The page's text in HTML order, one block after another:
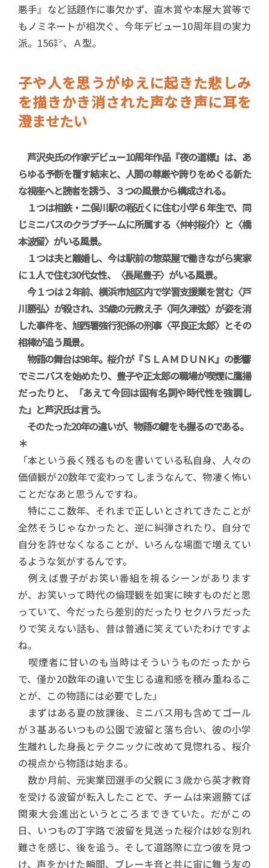
悪手』など話題作に事欠かず、直木賞や本屋大賞等で
もノミネートが相次ぐ、今年デビュー10周年目の実力
派。156㌢、Ａ型。
子や人を思うがゆえに起きた悲しみ
を描きかき消された声なき声に耳を
澄ませたい
芦沢央氏の作家デビュー10周年作品『夜の道標』は、あ
らゆる予断を覆す結末と、人間の尊厳や誇りをめぐる新た
な視座へと読者を誘う、３つの風景から構成される。
１つは相鉄・二俣川駅の程近くに住む小学６年生で、同
じミニバスのクラブチームに所属する〈仲村桜介〉と〈橋
本波留〉がいる風景。
１つは夫と離婚し、今は駅前の惣菜屋で働きながら実家
に１人で住む30代女性、〈長尾豊子〉がいる風景。
今１つは２年前、横浜市旭区内で学習支援業を営む〈戸
川勝弘〉が殺され、35歳の元教え子〈阿久津弦〉が姿を消
した事件を、旭西署強行犯係の刑事〈平良正太郎〉とその
相棒が追う風景。
物語の舞台は98年。桜介が『ＳＬＡＭ ＤＵＮＫ』の影響
でミニバスを始めたり、豊子や正太郎の職場が喫煙に鷹揚
だったりと、「あえて今回は固有名詞や時代性を強調し
た」と芦沢氏は言う。
そのたった20年の違いが、物語の鍵をも握るのである。
＊
「本という長く残るものを書いている私自身、人々の
価値観が20数年で変わってしまうなんて、物凄く怖い
ことだなあと思うんですね。
特にここ数年、それまで正しいとされてきたことが
全然そうじゃなかったと、逆に糾弾されたり、自分で
自分を許せなくなることが、いろんな場面で増えてい
るような気がするんです。
例えば豊子がお笑い番組を視るシーンがあります
が、お笑いって時代の倫理観を如実に映すものだと思
っていて、今だったら差別的だったりセクハラだった
りで笑えない話も、昔は普通に笑えていたわけですよ
ね。
喫煙者に甘いのも当時はそういうものだったから
で、僅か20数年の違いで生じる違和感を積み重ねるこ
とが、この物語には必要でした」
まずはある夏の放課後、ミニバス用も含めてゴール
が３基あるいつもの公園で波留と落ち合い、彼の小学
生離れした身長とテクニックに改めて見惚れる、桜介
の視点から物語は始まる。
数か月前、元実業団選手の父親に３歳から英才教育
を受ける波留が転入したことで、チームは来週勝てば
関東大会進出というところまできていた。だがこの
日、いつもの丁字路で波留を見送った桜介は妙な別れ
難さを感じ、後を追う。そして道路際に立つ彼を見つ
け、声をかけた瞬間、ブレーキ音と共に宙に舞う友の